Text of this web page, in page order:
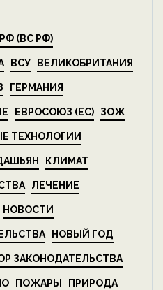
(ВС РФ)
ВСУ ВЕЛИКОБРИТАНИЯ
ГЕРМАНИЯ
ЕВРОСОЮЗ (ЕС) ЗОЖ
ТЕХНОЛОГИИ
КЛИМАТ
ЛЕЧЕНИЕ
НОВОСТИ
НОВЫЙ ГОД
ЗАКОНОДАТЕЛЬСТВА
ПОЖАРЫ ПРИРОДА